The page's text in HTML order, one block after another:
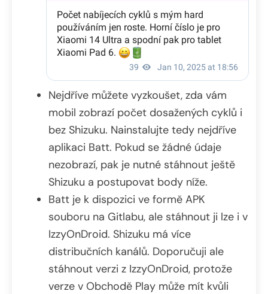
Nejdříve můžete vyzkoušet, zda vám
mobil zobrazí počet dosažených cyklů i
bez Shizuku. Nainstalujte tedy nejdříve
aplikaci Batt. Pokud se žádné údaje
nezobrazí, pak je nutné stáhnout ještě
Shizuku a postupovat body níže.
Batt je k dispozici ve formě APK
souboru na Gitlabu, ale stáhnout ji lze i v
IzzyOnDroid. Shizuku má více
distribučních kanálů. Doporučuji ale
stáhnout verzi z IzzyOnDroid, protože
verze v Obchodě Play může mít kvůli